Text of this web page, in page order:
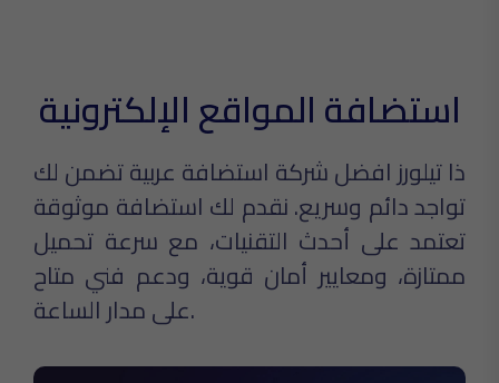
استضافة المواقع الإلكترونية
ذا تيلورز افضل شركة استضافة عربية تضمن لك
تواجد دائم وسريع. نقدم لك استضافة موثوقة
تعتمد على أحدث التقنيات، مع سرعة تحميل
ممتازة، ومعايير أمان قوية، ودعم فني متاح
على مدار الساعة.